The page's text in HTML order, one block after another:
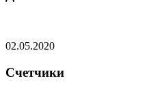
02.05.2020
Счетчики